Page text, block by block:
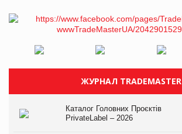
ЖУРНАЛ TRADEMASTER
Каталог Головних Проєктів
PrivateLabel – 2026